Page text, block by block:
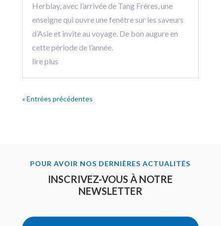
Herblay, avec l’arrivée de Tang Frères, une
enseigne qui ouvre une fenêtre sur les saveurs
d’Asie et invite au voyage. De bon augure en
cette période de l’année.
lire plus
« Entrées précédentes
POUR AVOIR NOS DERNIÈRES ACTUALITÉS
INSCRIVEZ-VOUS À NOTRE
NEWSLETTER